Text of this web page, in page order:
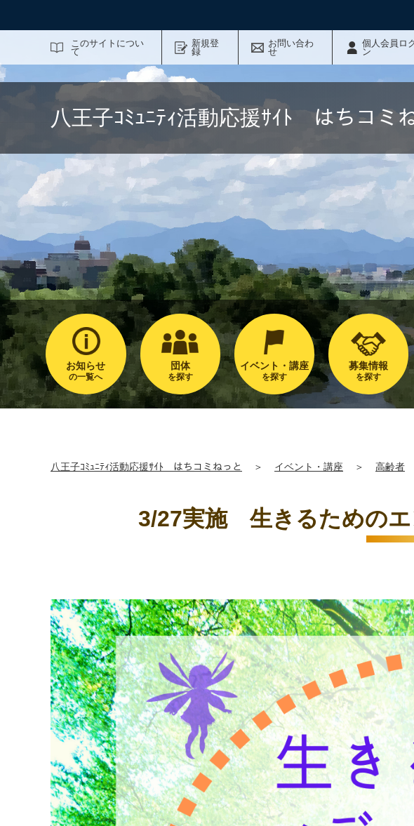
このサイトについ
て
新規登
録
お問い合わ
せ
個人会員ロ
ン
八王子ｺﾐｭﾆﾃｨ活動応援ｻｲﾄ はちコミ
お知らせ
の一覧へ
団体
を探す
イベント・講座
を探す
募集情報
を探す
八王子ｺﾐｭﾆﾃｨ活動応援ｻｲﾄ はちコミねっと ＞ イベント・講座 ＞ 高齢者
3/27実施 生きるためのエ